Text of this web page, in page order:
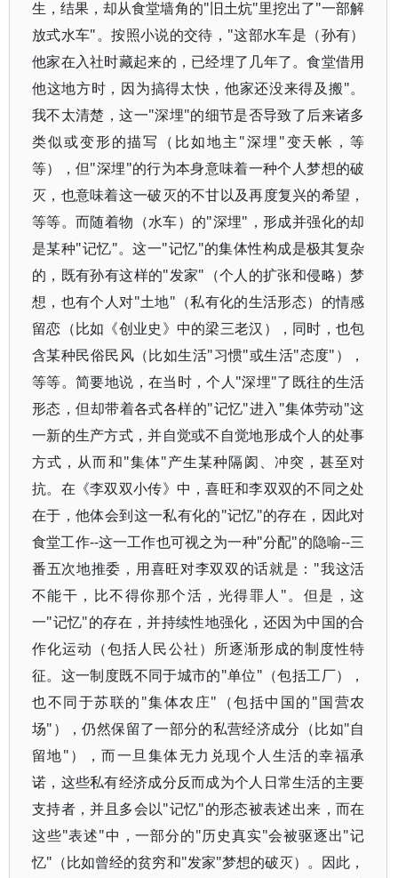
生，结果，却从食堂墙角的"旧土炕"里挖出了"一部解
放式水车"。按照小说的交待，"这部水车是（孙有）
他家在入社时藏起来的，已经埋了几年了。食堂借用
他这地方时，因为搞得太快，他家还没来得及搬"。
我不太清楚，这一"深埋"的细节是否导致了后来诸多
类似或变形的描写（比如地主"深埋"变天帐，等
等），但"深埋"的行为本身意味着一种个人梦想的破
灭，也意味着这一破灭的不甘以及再度复兴的希望，
等等。而随着物（水车）的"深埋"，形成并强化的却
是某种"记忆"。这一"记忆"的集体性构成是极其复杂
的，既有孙有这样的"发家"（个人的扩张和侵略）梦
想，也有个人对"土地"（私有化的生活形态）的情感
留恋（比如《创业史》中的梁三老汉），同时，也包
含某种民俗民风（比如生活"习惯"或生活"态度"），
等等。简要地说，在当时，个人"深埋"了既往的生活
形态，但却带着各式各样的"记忆"进入"集体劳动"这
一新的生产方式，并自觉或不自觉地形成个人的处事
方式，从而和"集体"产生某种隔阂、冲突，甚至对
抗。在《李双双小传》中，喜旺和李双双的不同之处
在于，他体会到这一私有化的"记忆"的存在，因此对
食堂工作--这一工作也可视之为一种"分配"的隐喻--三
番五次地推委，用喜旺对李双双的话就是："我这活
不能干，比不得你那个活，光得罪人"。但是，这
一"记忆"的存在，并持续性地强化，还因为中国的合
作化运动（包括人民公社）所逐渐形成的制度性特
征。这一制度既不同于城市的"单位"（包括工厂），
也不同于苏联的"集体农庄"（包括中国的"国营农
场"），仍然保留了一部分的私营经济成分（比如"自
留地"），而一旦集体无力兑现个人生活的幸福承
诺，这些私有经济成分反而成为个人日常生活的主要
支持者，并且多会以"记忆"的形态被表述出来，而在
这些"表述"中，一部分的"历史真实"会被驱逐出"记
忆"（比如曾经的贫穷和"发家"梦想的破灭）。因此，